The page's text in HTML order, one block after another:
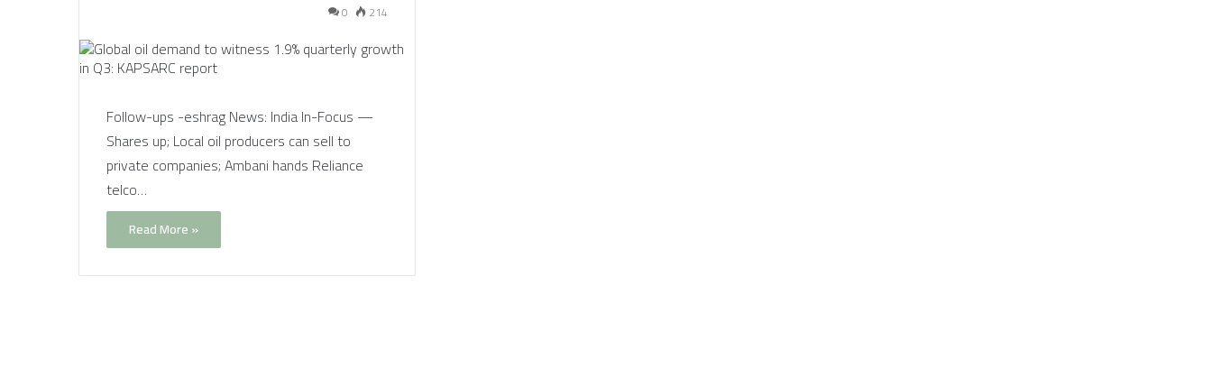
0 214
Follow-ups -eshrag News: India In-Focus —
Shares up; Local oil producers can sell to
private companies; Ambani hands Reliance
telco…
Read More »